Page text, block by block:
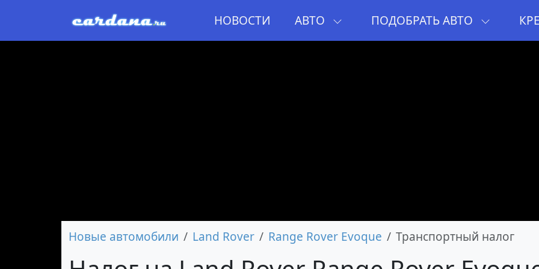
НОВОСТИ АВТО ПОДОБРАТЬ АВТО
Новые автомобили Land Rover Range Rover Evoque Транспортный налог